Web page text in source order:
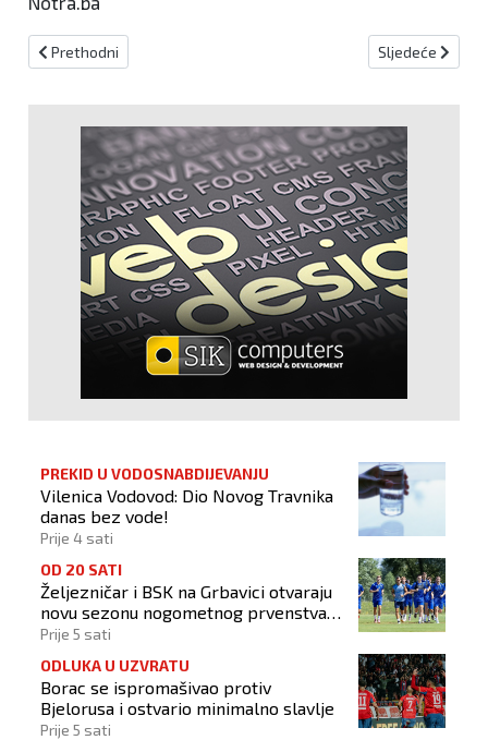
Prethodni članak: Blagdan svetog Ivana Krstitelja
Prethodni Sljedeći
Sljedeće
PREKID U VODOSNABDIJEVANJU
Vilenica Vodovod: Dio Novog Travnika
danas bez vode!
Prije 4 sati
OD 20 SATI
Željezničar i BSK na Grbavici otvaraju
novu sezonu nogometnog prvenstva
BiH
Prije 5 sati
ODLUKA U UZVRATU
Borac se ispromašivao protiv
Bjelorusa i ostvario minimalno slavlje
Prije 5 sati